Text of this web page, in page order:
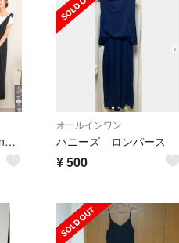
オールインワン Honeysドットサロペット💓専用です💓
オールインワン
ハニーズ ロンパース
¥500